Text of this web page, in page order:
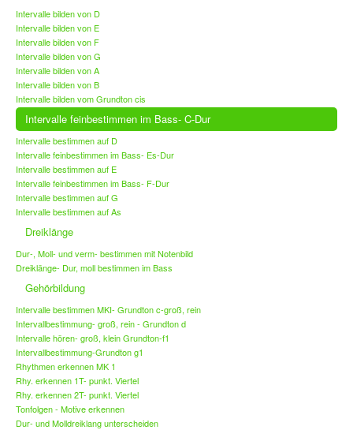
Intervalle bilden von D
Intervalle bilden von E
Intervalle bilden von F
Intervalle bilden von G
Intervalle bilden von A
Intervalle bilden von B
Intervalle bilden vom Grundton cis
Intervalle feinbestimmen im Bass- C-Dur
Intervalle bestimmen auf D
Intervalle feinbestimmen im Bass- Es-Dur
Intervalle bestimmen auf E
Intervalle feinbestimmen im Bass- F-Dur
Intervalle bestimmen auf G
Intervalle bestimmen auf As
Dreiklänge
Dur-, Moll- und verm- bestimmen mit Notenbild
Dreiklänge- Dur, moll bestimmen im Bass
Gehörbildung
Intervalle bestimmen MKI- Grundton c-groß, rein
Intervallbestimmung- groß, rein - Grundton d
Intervalle hören- groß, klein Grundton-f1
Intervallbestimmung-Grundton g1
Rhythmen erkennen MK 1
Rhy. erkennen 1T- punkt. Viertel
Rhy. erkennen 2T- punkt. Viertel
Tonfolgen - Motive erkennen
Dur- und Molldreiklang unterscheiden